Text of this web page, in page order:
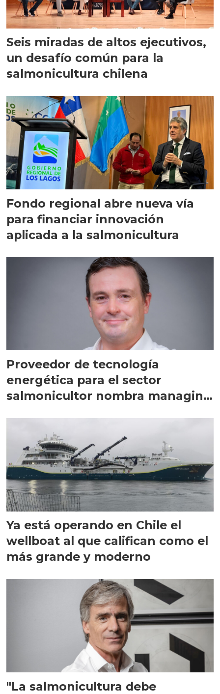
Seis miradas de altos ejecutivos,
un desafío común para la
salmonicultura chilena
Fondo regional abre nueva vía
para financiar innovación
aplicada a la salmonicultura
Proveedor de tecnología
energética para el sector
salmonicultor nombra managing
Ya está operando en Chile el
wellboat al que califican como el
más grande y moderno
"La salmonicultura debe